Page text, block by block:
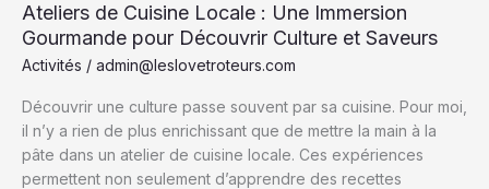
Ateliers de Cuisine Locale : Une Immersion
Gourmande pour Découvrir Culture et Saveurs
Activités / admin@leslovetroteurs.com
Découvrir une culture passe souvent par sa cuisine. Pour moi,
il n’y a rien de plus enrichissant que de mettre la main à la
pâte dans un atelier de cuisine locale. Ces expériences
permettent non seulement d’apprendre des recettes